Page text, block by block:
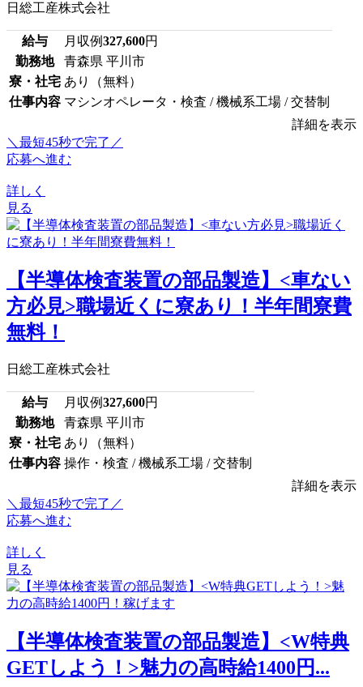
日総工産株式会社
給与 月収例327,600円
勤務地
青森県 平川市
寮・社宅 あり（無料）
仕事内容 マシンオペレータ・検査 / 機械系工場 / 交替制
詳細を表示
＼最短45秒で完了／
応募へ進む
詳しく
見る
【半導体検査装置の部品製造】<車ない
方必見>職場近くに寮あり！半年間寮費
無料！
日総工産株式会社
給与 月収例327,600円
勤務地
青森県 平川市
寮・社宅 あり（無料）
仕事内容 操作・検査 / 機械系工場 / 交替制
詳細を表示
＼最短45秒で完了／
応募へ進む
詳しく
見る
【半導体検査装置の部品製造】<W特典
GETしよう！>魅力の高時給1400円...